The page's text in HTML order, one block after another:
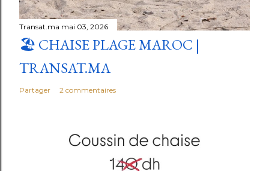
Transat.ma mai 03, 2026
🏖️ CHAISE PLAGE MAROC |
TRANSAT.MA
Partager 2 commentaires